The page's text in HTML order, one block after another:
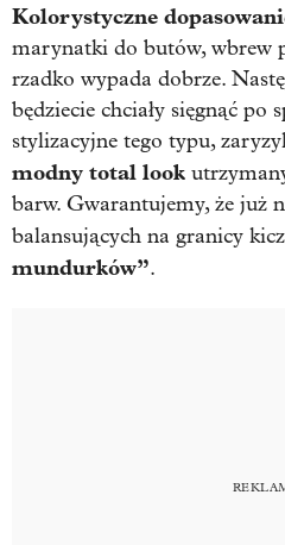
Kolorystyczne
marynatki do butów, wbrew
rzadko wypada dobrze.
będziecie chciały sięgnąć po
stylizacyjne tego typu,
modny total look
barw. Gwarantujemy, że już
balansujących na granicy
mundurków”.